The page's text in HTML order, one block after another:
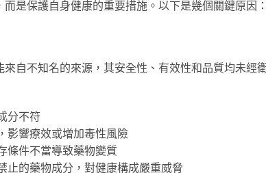
是保護自身健康的重要措施。以下是幾個關鍵原因
自不知名的來源，其安全性、有效性和品質均未經
分不符
影響療效或增加毒性風險
條件不當導致藥物變質
止的藥物成分，對健康構成嚴重威脅